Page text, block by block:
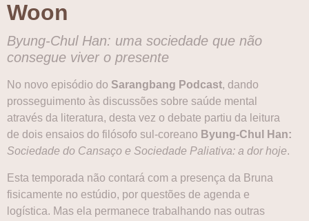
Woon
Byung-Chul Han: uma sociedade que não
consegue viver o presente
No novo episódio do Sarangbang Podcast, dando
prosseguimento às discussões sobre saúde mental
através da literatura, desta vez o debate partiu da leitura
de dois ensaios do filósofo sul-coreano Byung-Chul Han:
Sociedade do Cansaço e Sociedade Paliativa: a dor hoje.
Esta temporada não contará com a presença da Bruna
fisicamente no estúdio, por questões de agenda e
logística. Mas ela permanece trabalhando nas outras